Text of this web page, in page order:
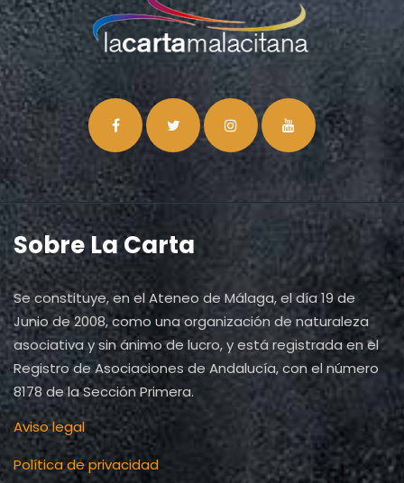
Sobre La Carta
Se constituye, en el Ateneo de Málaga, el día 19 de
Junio de 2008, como una organización de naturaleza
asociativa y sin ánimo de lucro, y está registrada en el
Registro de Asociaciones de Andalucía, con el número
8178 de la Sección Primera.
Aviso legal
Política de privacidad